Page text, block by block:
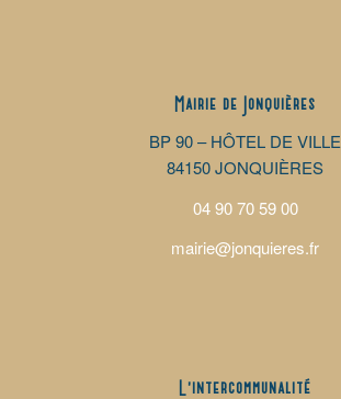
Mairie de Jonquières
BP 90 – HÔTEL DE VILLE
84150 JONQUIÈRES
04 90 70 59 00
mairie@jonquieres.fr
L’intercommunalité